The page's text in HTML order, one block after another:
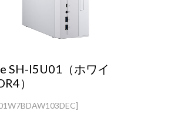
SH-I5U01（ホワイ
）